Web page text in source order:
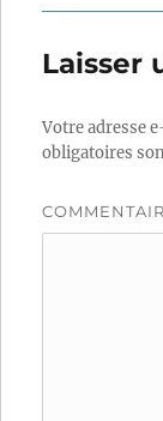
Laisser
Votre adresse
obligatoires